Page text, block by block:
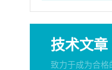
技术文章
致力于成为合格